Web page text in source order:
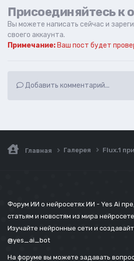
Присоединяйтесь к
Вы можете написать сейчас и
своего аккаунта.
Примечание: Ваш пост будет
Добавить комментарий...
Главная Галерея Flux.1
Форум ИИ о нейросетях ИИ - Yes Ai
статьям и новостям из мира
Изучайте нейронные сети и
@yes_ai_bot
На форуме вы можете задавать